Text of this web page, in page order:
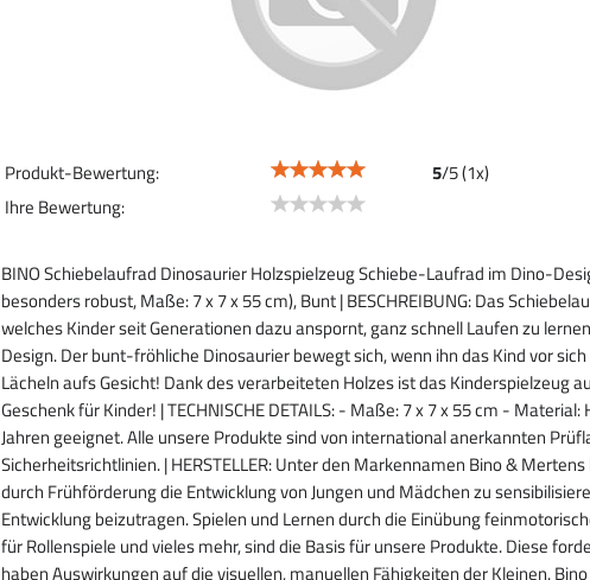
Produkt-Bewertung: 5/5(1x)
Ihre Bewertung:
BINO Schiebelaufrad Dinosaurier Holzspielzeug Schiebe-Laufrad im Dino-
besonders robust, Maße: 7 x 7 x 55 cm), Bunt | BESCHREIBUNG: Das
welches Kinder seit Generationen dazu anspornt, ganz schnell Laufen zu
Design. Der bunt-fröhliche Dinosaurier bewegt sich, wenn ihn das Kind vor
Lächeln aufs Gesicht! Dank des verarbeiteten Holzes ist das Kinderspielzeug
Geschenk für Kinder! | TECHNISCHE DETAILS: - Maße: 7 x 7 x 55 cm -
Jahren geeignet. Alle unsere Produkte sind von international anerkannten
Sicherheitsrichtlinien. | HERSTELLER: Unter den Markennamen Bino &
durch Frühförderung die Entwicklung von Jungen und Mädchen zu
Entwicklung beizutragen. Spielen und Lernen durch die Einübung
für Rollenspiele und vieles mehr, sind die Basis für unsere Produkte. Diese
haben Auswirkungen auf die visuellen, manuellen Fähigkeiten der Kleinen.